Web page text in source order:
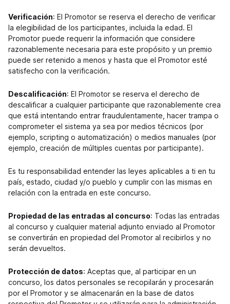
Verificación: El Promotor se reserva el derecho de verificar
la elegibilidad de los participantes, incluida la edad. El
Promotor puede requerir la información que considere
razonablemente necesaria para este propósito y un premio
puede ser retenido a menos y hasta que el Promotor esté
satisfecho con la verificación.
Descalificación: El Promotor se reserva el derecho de
descalificar a cualquier participante que razonablemente crea
que está intentando entrar fraudulentamente, hacer trampa o
comprometer el sistema ya sea por medios técnicos (por
ejemplo, scripting o automatización) o medios manuales (por
ejemplo, creación de múltiples cuentas por participante).
Es tu responsabilidad entender las leyes aplicables a ti en tu
país, estado, ciudad y/o pueblo y cumplir con las mismas en
relación con la entrada en este concurso.
Propiedad de las entradas al concurso: Todas las entradas
al concurso y cualquier material adjunto enviado al Promotor
se convertirán en propiedad del Promotor al recibirlos y no
serán devueltos.
Protección de datos: Aceptas que, al participar en un
concurso, los datos personales se recopilarán y procesarán
por el Promotor y se almacenarán en la base de datos